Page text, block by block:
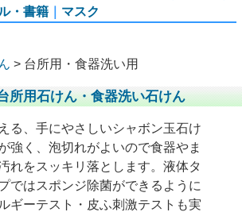
・書籍
マスク
> 台所用・食器洗い用
所用石けん・食器洗い石けん
る、手にやさしいシャボン玉石け
強く、泡切れがよいので食器やま
れをスッキリ落とします。液体タ
ではスポンジ除菌ができるように
ギーテスト・皮ふ刺激テストも実